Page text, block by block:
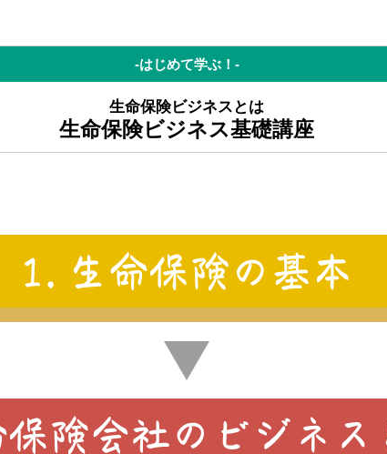
-はじめて学ぶ！-
生命保険ビジネスとは
生命保険ビジネス基礎講座